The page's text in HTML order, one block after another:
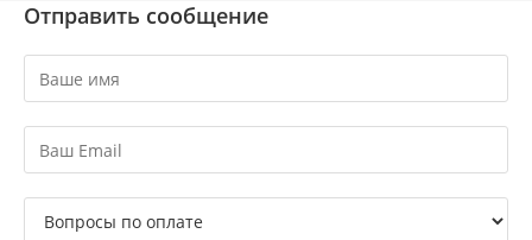
Отправить сообщение